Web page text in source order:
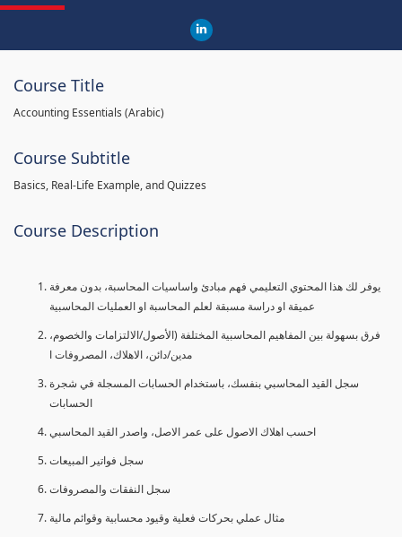
Course Title
Accounting Essentials (Arabic)
Course Subtitle
Basics, Real-Life Example, and Quizzes
Course Description
يوفر لك هذا المحتوي التعليمي فهم مبادئ واساسيات المحاسبة، بدون معرفة
عميقة او دراسة مسبقة لعلم المحاسبة او العمليات المحاسبية
فرق بسهولة بين المفاهيم المحاسبية المختلفة (الأصول/الالتزامات والخصوم،
مدين/دائن، الاهلاك، المصروفات ا
سجل القيد المحاسبي بنفسك، باستخدام الحسابات المسجلة في شجرة
الحسابات
احسب اهلاك الاصول على عمر الاصل، واصدر القيد المحاسبي
سجل فواتير المبيعات
سجل النفقات والمصروفات
مثال عملي بحركات فعلية وقيود محسابية وقوائم مالية